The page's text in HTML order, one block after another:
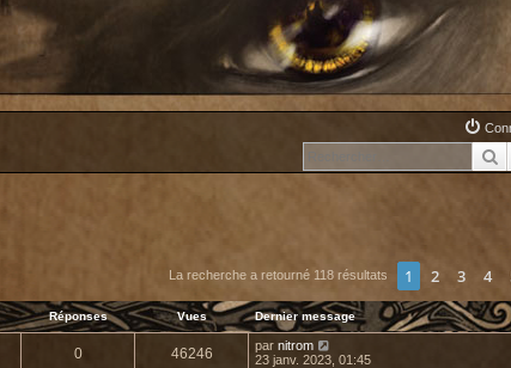
La recherche a retourné 118 résultats 1 2 3 4
Réponses Vues Dernier message
0 46246 par nitrom
23 janv. 2023, 01:45